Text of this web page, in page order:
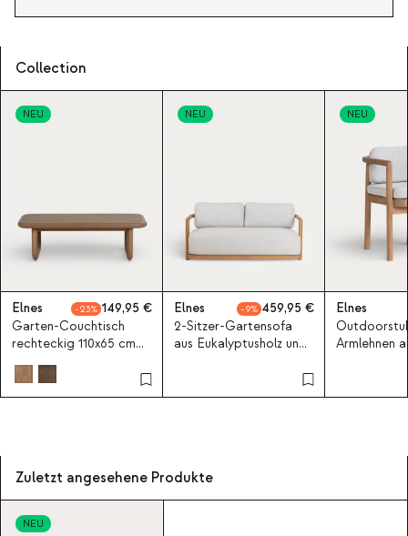
Collection
NEU
Elnes 23
149,95
Garten-Couchtisch
rechteckig 110x65 cm
aus Eukalyptusholz
Elnes
NEU
Elnes 9
459,95
2-Sitzer-Gartensofa
aus Eukalyptusholz und
NEU
Elnes
Armlehnen
Zuletzt angesehene Produkte
NEU